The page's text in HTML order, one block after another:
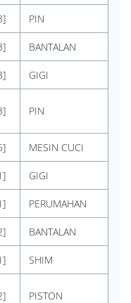
PIN
BANTALAN
GIGI
PIN
MESIN CUCI
GIGI
PERUMAHAN
BANTALAN
SHIM
PISTON